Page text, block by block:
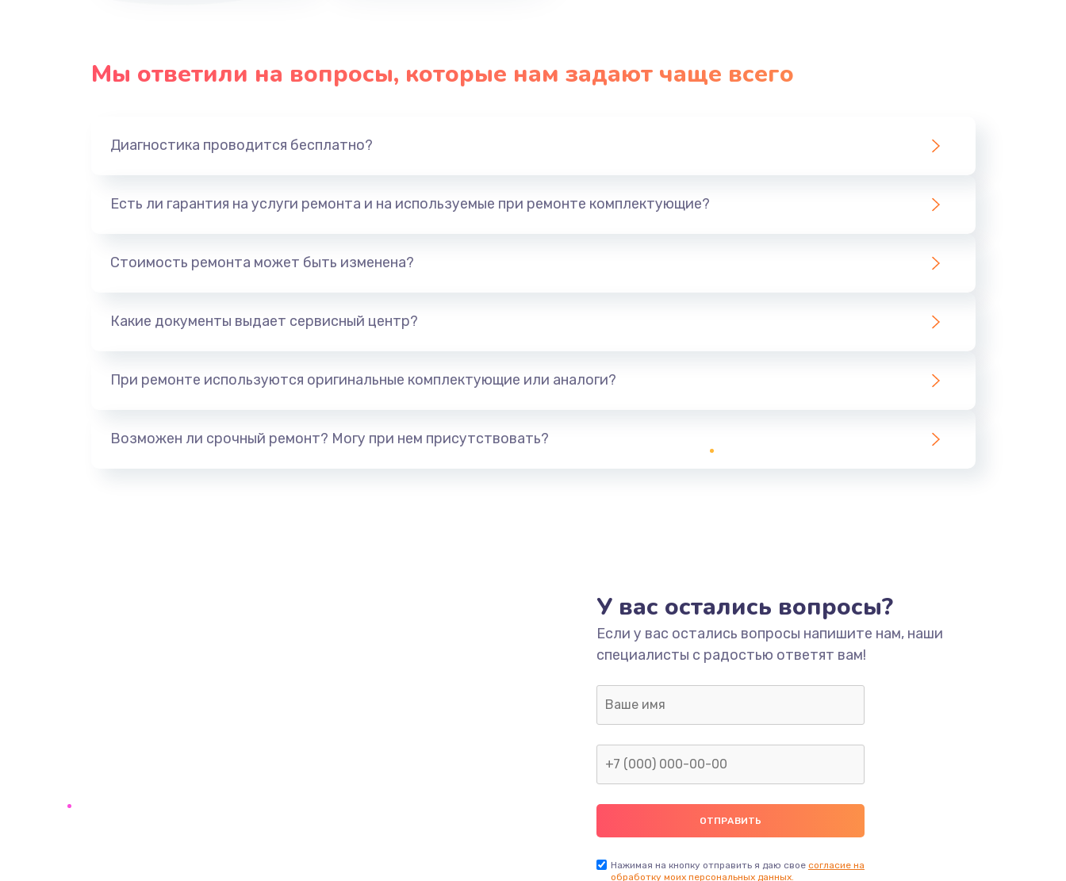
Мы ответили на вопросы, которые нам задают чаще всего
Диагностика проводится бесплатно?
Есть ли гарантия на услуги ремонта и на используемые при ремонте комплектующие?
Стоимость ремонта может быть изменена?
Какие документы выдает сервисный центр?
При ремонте используются оригинальные комплектующие или аналоги?
Возможен ли срочный ремонт? Могу при нем присутствовать?
У вас остались вопросы?
Если у вас остались вопросы напишите нам, наши
специалисты с радостью ответят вам!
Нажимая на кнопку отправить я даю свое согласие на
обработку моих персональных данных.